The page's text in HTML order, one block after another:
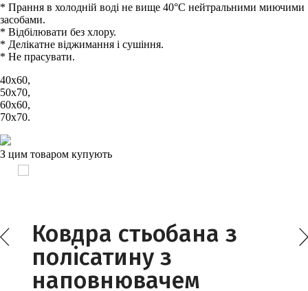
Подробнее:https://rozetka.com.ua/magija_comforta_350198/
* Прання в холодній воді не вище 40°С нейтральними миючими
засобами.
* Відбілювати без хлору.
* Делікатне віджимання і сушіння.
* Не прасувати.
40х60,
50х70,
60х60,
70х70.
З цим товаром купують
Ковдра стьобана з
полісатину з
наповнювачем